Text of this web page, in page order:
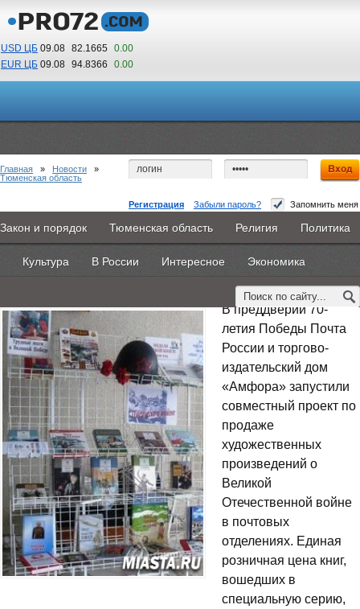
USD ЦБ 09.08 82.1665 0.00
EUR ЦБ 09.08 94.8366 0.00
18 23
По Гринвичу (GMT +5)
Регистрация Забыли пароль? Запомнить меня
Главная Новости Объявления КНИГИ ВестиNet
Каталоги 9PS Прочее
Закон и порядок Тюменская область Религия Политика
Культура В России Интересное Экономика
Главная » Новости »
Тюменская область
Книги о войне можно приобрести в почтовых
отделениях Тюменской области
В преддверии 70-
летия Победы Почта
России и торгово-
издательский дом
«Амфора» запустили
совместный проект по
продаже
художественных
произведений о
Великой
Отечественной войне
в почтовых
отделениях. Единая
розничная цена книг,
вошедших в
специальную серию,